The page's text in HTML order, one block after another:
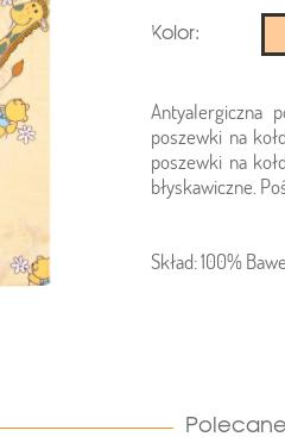
Kolor:
Antyalergiczna
poszewki na
poszewki na
błyskawiczne.
Skład: 100%